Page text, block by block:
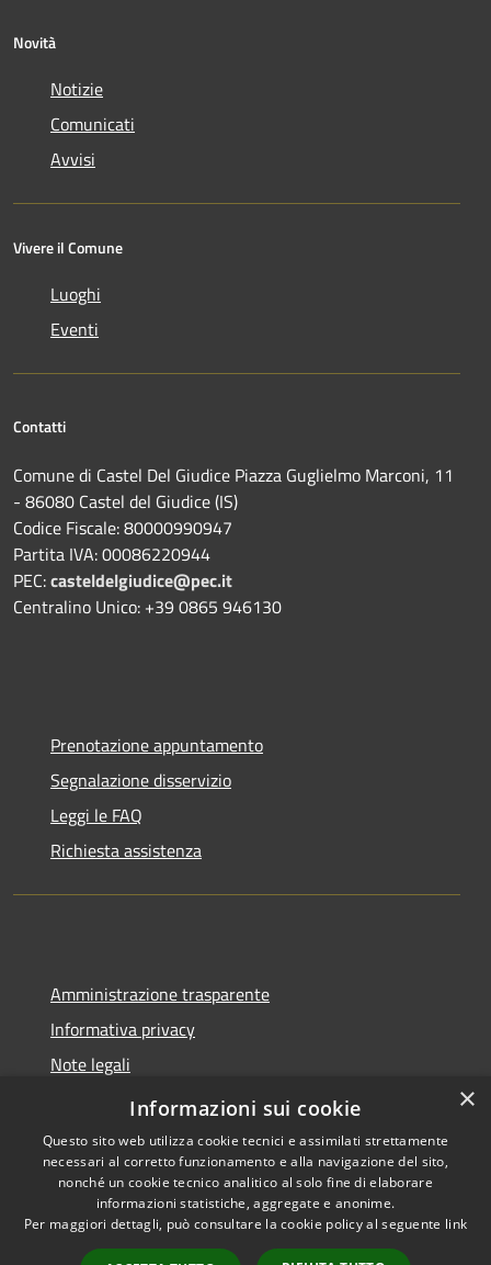
Novità
Notizie
Comunicati
Avvisi
Vivere il Comune
Luoghi
Eventi
Contatti
Comune di Castel Del Giudice Piazza Guglielmo Marconi, 11
- 86080 Castel del Giudice (IS)
Codice Fiscale: 80000990947
Partita IVA: 00086220944
PEC:casteldelgiudice@pec.it
Centralino Unico: +39 0865 946130
Prenotazione appuntamento
Segnalazione disservizio
Leggi le FAQ
Richiesta assistenza
Amministrazione trasparente
Informativa privacy
Note legali
Dichiarazione di accessibilità
Accessibilità
Copyright © 2026 • Comune di
Castel del Giudice • Powered by
×
Informazioni sui cookie
Questo sito web utilizza cookie tecnici e assimilati strettamente
necessari al corretto funzionamento e alla navigazione del sito,
nonché un cookie tecnico analitico al solo fine di elaborare
informazioni statistiche, aggregate e anonime.
Per maggiori dettagli, può consultare la cookie policy al seguente link